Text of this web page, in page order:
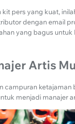
pers yang kuat,
dengan email
yang bagus
Artis
campuran
menjadi manajer